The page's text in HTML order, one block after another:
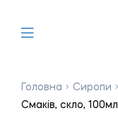
Головна Сиропи
Смаків, скло, 100мл